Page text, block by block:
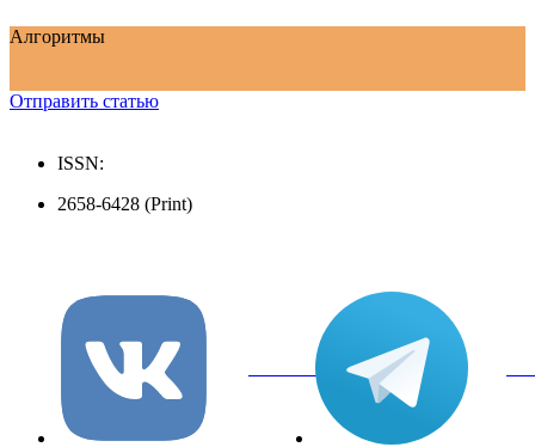
Алгоритмы
Отправить статью
ISSN:
2658-6428 (Print)
вКонтакте